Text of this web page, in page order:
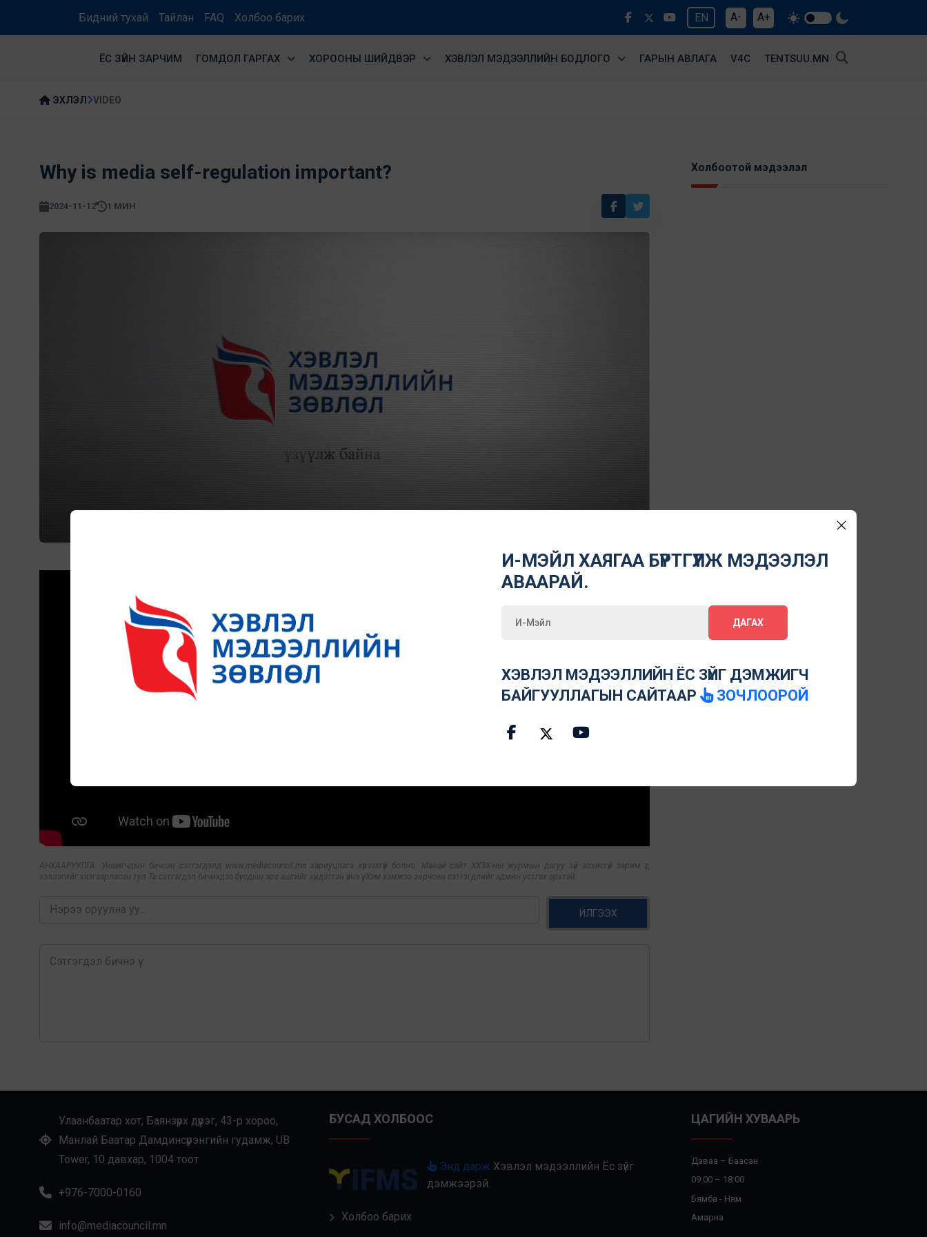
Бидний тухай Тайлан FAQ Холбоо барих EN A- A+
ЁС ЗҮЙН ЗАРЧИМ ГОМДОЛ ГАРГАХ ХОРООНЫ ШИЙДВЭР ХЭВЛЭЛ МЭДЭЭЛЛИЙН БОДЛОГО ГАРЫН АВЛАГА V4С TENTSUU.MN
ЭХЛЭЛ VIDEO
Why is media self-regulation important?
2024-11-12 1 МИН
АНХААРУУЛГА: Уншигчдын бичсэн сэтгэгдэлд www.mediacouncil.mn хариуцлага хүлээхгүй болно. Манай сайт ХХЗХ-ны журмын дагуу зүй зохисгүй зарим үг,
хэллэгийг хязгаарласан тул Та сэтгэгдэл бичихдээ бусдын эрх ашгийг хүндэтгэн үзнэ үү. Хэм хэмжээ зөрчсөн сэтгэгдлийг админ устгах эрхтэй.
ИЛГЭЭХ
Холбоотой мэдээлэл
И-МЭЙЛ ХАЯГАА БҮРТГҮҮЛЖ МЭДЭЭЛЭЛ
АВААРАЙ.
ДАГАХ
ХЭВЛЭЛ МЭДЭЭЛЛИЙН ЁС ЗҮЙГ ДЭМЖИГЧ
БАЙГУУЛЛАГЫН САЙТААР
ЗОЧЛООРОЙ
Улаанбаатар хот, Баянзүрх дүүрэг, 43-р хороо,
Манлай Баатар Дамдинсүрэнгийн гудамж, UB
Tower, 10 давхар, 1004 тоот
+976-7000-0160
info@mediacouncil.mn
БУСАД ХОЛБООС
Энд дарж Хэвлэл мэдээллийн Ёс зүйг
дэмжээрэй.
Холбоо барих
ЦАГИЙН ХУВААРЬ
Даваа – Баасан
09:00 – 18:00
Бямба - Ням
Амарна